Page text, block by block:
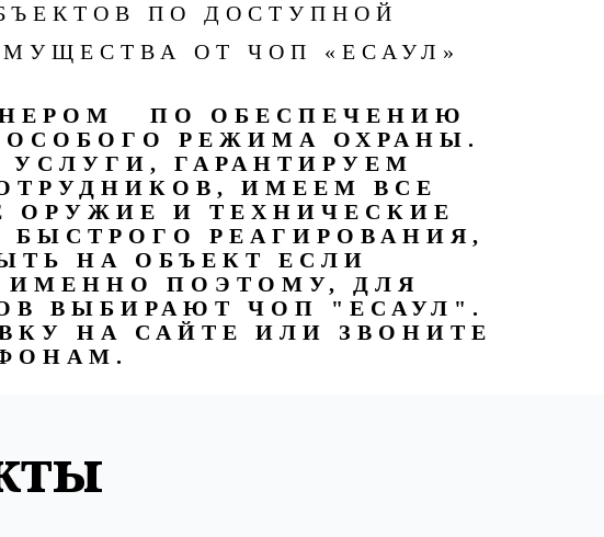
ПО ДОСТУПНОЙ
ОТ ЧОП «ЕСАУЛ»
ПО ОБЕСПЕЧЕНИЮ
РЕЖИМА ОХРАНЫ.
ГАРАНТИРУЕМ
ИМЕЕМ ВСЕ
ОРУЖИЕ И ТЕХНИЧЕСКИЕ
РЕАГИРОВАНИЯ,
НА ОБЪЕКТ ЕСЛИ
ИМЕННО ПОЭТОМУ, ДЛЯ
ВЫБИРАЮТ ЧОП "ЕСАУЛ".
НА САЙТЕ ИЛИ ЗВОНИТЕ